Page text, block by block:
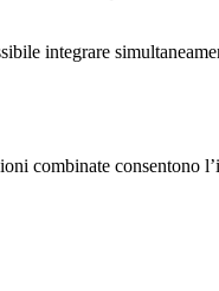
integrare
combinate consentono